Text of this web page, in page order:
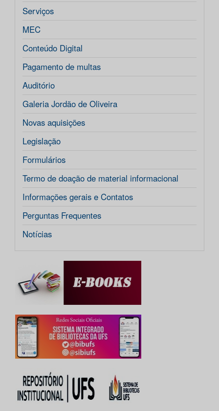
Serviços
MEC
Conteúdo Digital
Pagamento de multas
Auditório
Galeria Jordão de Oliveira
Novas aquisições
Legislação
Formulários
Termo de doação de material informacional
Informações gerais e Contatos
Perguntas Frequentes
Notícias